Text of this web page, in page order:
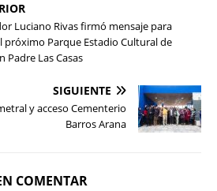
Luciano Rivas firmó mensaje para
próximo Parque Estadio Cultural de
Padre Las Casas
SIGUIENTE
y acceso Cementerio
Barros Arana
COMENTAR